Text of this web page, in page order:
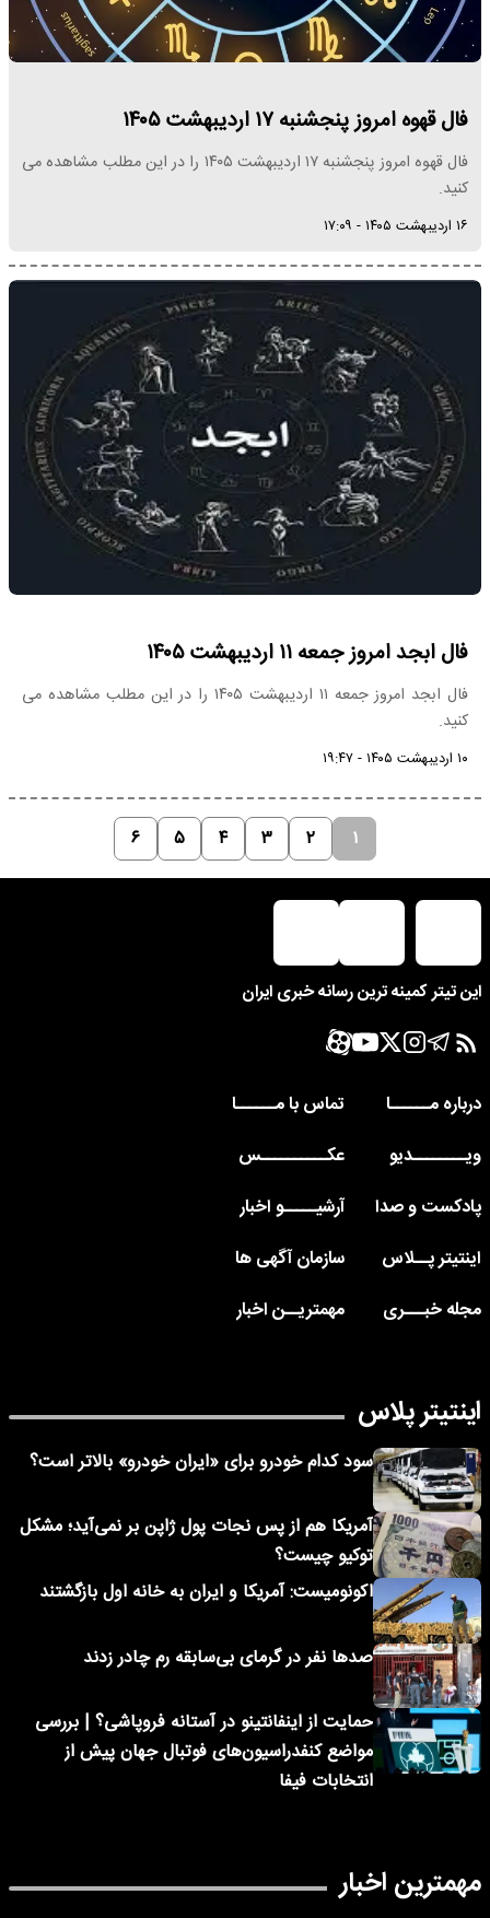
فال قهوه امروز پنجشنبه ۱۷ اردیبهشت ۱۴۰۵
فال قهوه امروز پنجشنبه ۱۷ اردیبهشت ۱۴۰۵ را در این مطلب مشاهده می
کنید.
۱۶ اردیبهشت ۱۴۰۵ - ۱۷:۰۹
فال ابجد امروز جمعه ۱۱ اردیبهشت ۱۴۰۵
فال ابجد امروز جمعه ۱۱ اردیبهشت ۱۴۰۵ را در این مطلب مشاهده می
کنید.
۱۰ اردیبهشت ۱۴۰۵ - ۱۹:۴۷
۱ ۲ ۳ ۴ ۵ ۶
این تیتر کمینه ترین رسانه خبری ایران
درباره مــــــا
تماس با مــــــا
ویــــــــدیو
عکــــــــــس
پادکست و صدا
آرشیـــــو اخبار
اینتیتر پــلاس
سازمان آگهی ها
مجله خبـــری
مهمتریــن اخبار
اینتیتر پلاس
سود کدام خودرو برای «ایران خودرو» بالاتر است؟
آمریکا هم از پس نجات پول ژاپن بر نمی‌آید؛ مشکل
توکیو چیست؟
اکونومیست: آمریکا و ایران به خانه اول بازگشتند
صدها نفر در گرمای بی‌سابقه رم چادر زدند
حمایت از اینفانتینو در آستانه فروپاشی؟ | بررسی
مواضع کنفدراسیون‌های فوتبال جهان پیش از
انتخابات فیفا
مهمترین اخبار